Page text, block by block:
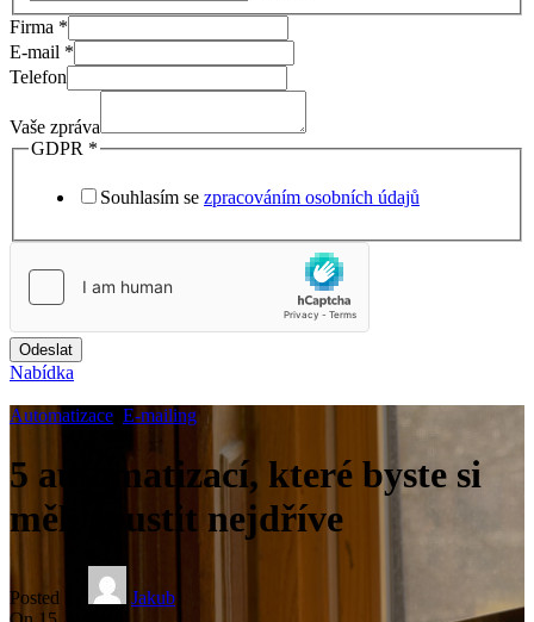
Firma *
E-mail *
Telefon
Vaše zpráva
GDPR *
Souhlasím se zpracováním osobních údajů
Odeslat
Nabídka
Automatizace E-mailing
5 automatizací, které byste si
měli spustit nejdříve
Posted by
Jakub